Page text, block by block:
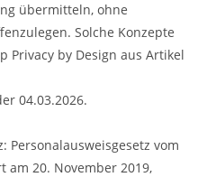
übermitteln, ohne
Solche Konzepte
Privacy by Design aus Artikel
04.03.2026.
Personalausweisgesetz vom
am 20. November 2019,